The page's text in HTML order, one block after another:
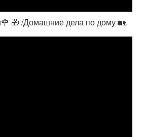
🎁 /Домашние дела по дому 🏡.